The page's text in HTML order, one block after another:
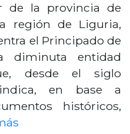
de la provincia de
región de Liguria,
el Principado de
diminuta entidad
desde el siglo
en base a
históricos,